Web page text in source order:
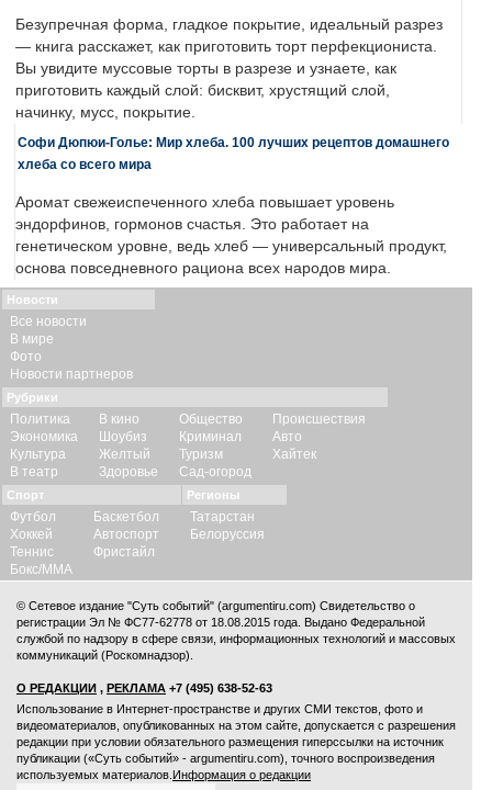
Безупречная форма, гладкое покрытие, идеальный разрез
— книга расскажет, как приготовить торт перфекциониста.
Вы увидите муссовые торты в разрезе и узнаете, как
приготовить каждый слой: бисквит, хрустящий слой,
начинку, мусс, покрытие.
Софи Дюпюи-Голье: Мир хлеба. 100 лучших рецептов домашнего
хлеба со всего мира
Аромат свежеиспеченного хлеба повышает уровень
эндорфинов, гормонов счастья. Это работает на
генетическом уровне, ведь хлеб — универсальный продукт,
основа повседневного рациона всех народов мира.
Новости
Все новости
В мире
Фото
Новости партнеров
Рубрики
Политика
Экономика
Культура
В театр
В кино
Шоубиз
Желтый
Здоровье
Общество
Криминал
Туризм
Сад-огород
Происшествия
Авто
Хайтек
Спорт
Футбол
Хоккей
Теннис
Бокс/ММА
Баскетбол
Автоспорт
Фристайл
Регионы
Татарстан
Белоруссия
© Сетевое издание "Суть событий" (argumentiru.com) Свидетельство о
регистрации Эл № ФС77-62778 от 18.08.2015 года. Выдано Федеральной
службой по надзору в сфере связи, информационных технологий и массовых
коммуникаций (Роскомнадзор).
О РЕДАКЦИИ , РЕКЛАМА +7 (495) 638-52-63
Использование в Интернет-пространстве и других СМИ текстов, фото и
видеоматериалов, опубликованных на этом сайте, допускается с разрешения
редакции при условии обязательного размещения гиперссылки на источник
публикации («Суть событий» - argumentiru.com), точного воспроизведения
используемых материалов. Информация о редакции